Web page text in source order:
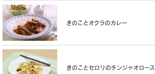
きのことオクラのカレー
きのことセロリのチンジャオロース